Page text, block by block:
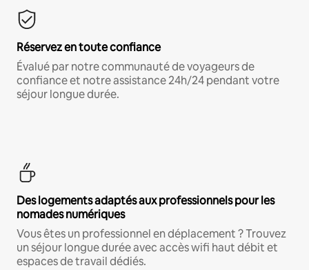
Réservez en toute confiance
Évalué par notre communauté de voyageurs de
confiance et notre assistance 24h/24 pendant votre
séjour longue durée.
Des logements adaptés aux professionnels pour les
nomades numériques
Vous êtes un professionnel en déplacement ? Trouvez
un séjour longue durée avec accès wifi haut débit et
espaces de travail dédiés.